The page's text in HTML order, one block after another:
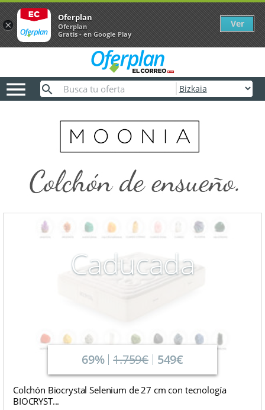

Caducada
69% 1.759€ 549€
Colchón Biocrystal Selenium de 27 cm con tecnología
BIOCRYST...
×
Oferplan
Oferplan
Gratis - en Google Play
Ver